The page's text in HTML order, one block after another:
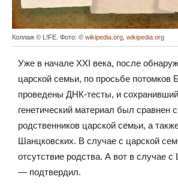
Коллаж © L!FE. Фото: © wikipedia.org wikipedia.org
Уже в начале XXI века, после
царской семьи, по просьбе потомков
проведены ДНК-тесты, и
генетический материал был сравнен
родственников царской семьи, а
Шанцковских. В случае с царской
отсутствие родства. А вот в случае
— подтвердил.